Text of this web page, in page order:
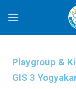
Playgroup &
GIS 3